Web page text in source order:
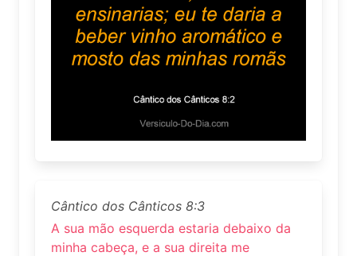
Cântico dos Cânticos 8:3
A sua mão esquerda estaria debaixo da
minha cabeça, e a sua direita me